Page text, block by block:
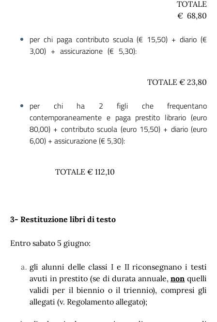
TOTALE
€ 68,80
per chi paga contributo scuola (€ 15,50) + diario (€
3,00) + assicurazione (€ 5,30):
TOTALE € 23,80
per chi ha 2 figli che frequentano
contemporaneamente e paga prestito librario (euro
80,00) + contributo scuola (euro 15,50) + diario (euro
6,00) + assicurazione (€ 5,30):
TOTALE € 112,10
3- Restituzione libri di testo
Entro sabato 5 giugno:
gli alunni delle classi I e II riconsegnano i testi
avuti in prestito (se di durata annuale,non quelli
validi per il biennio o il triennio), compresi gli
allegati (v. Regolamento allegato);